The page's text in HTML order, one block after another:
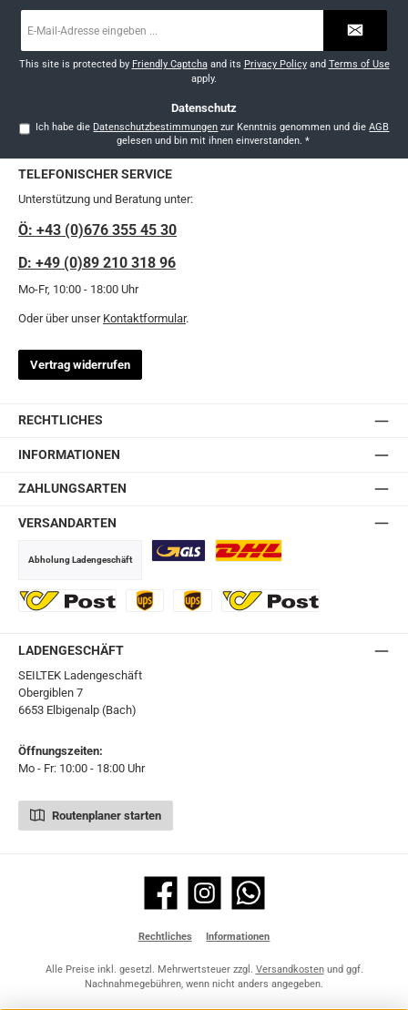
Mail-
*
This site is protected by Friendly Captchaand its Privacy Policyand Terms of Use
apply.
Datenschutz
Ich habe die Datenschutzbestimmungen zur Kenntnis genommen und dieAGB
gelesen und bin mit ihnen einverstanden. *
TELEFONISCHER SERVICE
Unterstützung und Beratung unter:
Ö: +43 (0)676 355 45 30
D: +49 (0)89 210 318 96
Mo-Fr, 10:00 - 18:00 Uhr
Oder über unser Kontaktformular.
Vertrag widerrufen
RECHTLICHES
INFORMATIONEN
ZAHLUNGSARTEN
VERSANDARTEN
Abholung Ladengeschäft
LADENGESCHÄFT
SEILTEK Ladengeschäft
Obergiblen 7
6653 Elbigenalp (Bach)
Öffnungszeiten:
Mo - Fr: 10:00 - 18:00 Uhr
Routenplaner starten
Facebook Instagram WhatsApp
Rechtliches Informationen
Alle Preise inkl. gesetzl. Mehrwertsteuer zzgl. Versandkostenund ggf.
Nachnahmegebühren, wenn nicht anders angegeben.